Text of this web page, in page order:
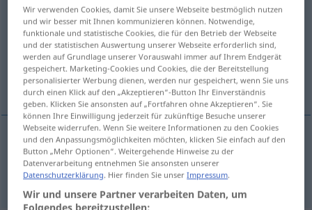
festhalten <trennb;-ge-;→halten>
Übersicht aller Übersetzungen
(Für mehr Details die Übersetzung anklicken/antippen)
zadržati, čvrsto držati
zadržati(-avati), čvrstodržati festhalten
Wir verwenden Cookies, damit Sie unsere Webseite bestmöglich nutzen
und wir besser mit Ihnen kommunizieren können. Notwendige,
funktionale und statistische Cookies, die für den Betrieb der Webseite
und der statistischen Auswertung unserer Webseite erforderlich sind,
werden auf Grundlage unserer Vorauswahl immer auf Ihrem Endgerät
gespeichert. Marketing-Cookies und Cookies, die der Bereitstellung
personalisierter Werbung dienen, werden nur gespeichert, wenn Sie uns
durch einen Klick auf den „Akzeptieren“-Button Ihr Einverständnis
geben. Klicken Sie ansonsten auf „Fortfahren ohne Akzeptieren“. Sie
können Ihre Einwilligung jederzeit für zukünftige Besuche unserer
Webseite widerrufen. Wenn Sie weitere Informationen zu den Cookies
und den Anpassungsmöglichkeiten möchten, klicken Sie einfach auf den
Button „Mehr Optionen“. Weitergehende Hinweise zu der
Datenverarbeitung entnehmen Sie ansonsten unserer
Datenschutzerklärung. Hier finden Sie unserImpressum.
Wir und unsere Partner verarbeiten Daten, um
Folgendes bereitzustellen: